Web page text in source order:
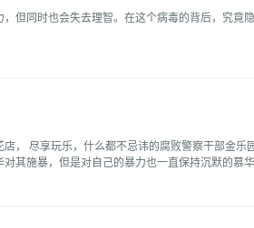
但同时也会失去理智。在这个病毒的背后，究竟隐
， 尽享玩乐，什么都不忌讳的腐败警察干部金乐
其施暴，但是对自己的暴力也一直保持沉默的慕